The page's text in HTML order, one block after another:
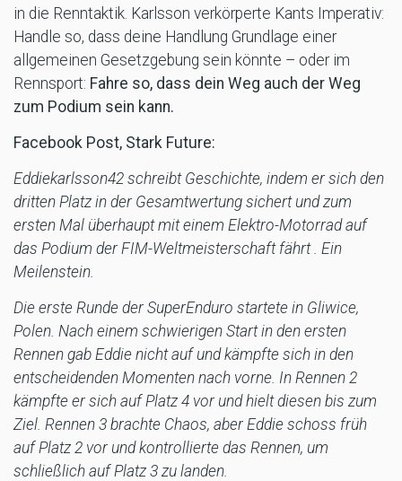
in die Renntaktik. Karlsson verkörperte Kants Imperativ:
Handle so, dass deine Handlung Grundlage einer
allgemeinen Gesetzgebung sein könnte – oder im
Rennsport: Fahre so, dass dein Weg auch der Weg
zum Podium sein kann.
Facebook Post, Stark Future:
Eddiekarlsson42 schreibt Geschichte, indem er sich den
dritten Platz in der Gesamtwertung sichert und zum
ersten Mal überhaupt mit einem Elektro-Motorrad auf
das Podium der FIM-Weltmeisterschaft fährt . Ein
Meilenstein.
Die erste Runde der SuperEnduro startete in Gliwice,
Polen. Nach einem schwierigen Start in den ersten
Rennen gab Eddie nicht auf und kämpfte sich in den
entscheidenden Momenten nach vorne. In Rennen 2
kämpfte er sich auf Platz 4 vor und hielt diesen bis zum
Ziel. Rennen 3 brachte Chaos, aber Eddie schoss früh
auf Platz 2 vor und kontrollierte das Rennen, um
schließlich auf Platz 3 zu landen.